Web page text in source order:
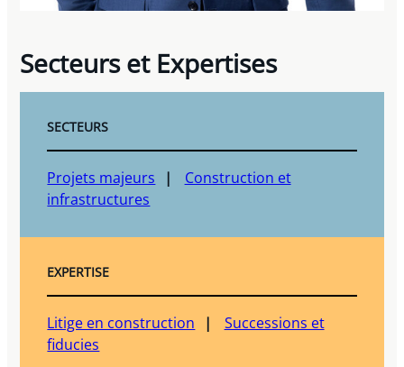
Secteurs et Expertises
SECTEURS
Projets majeurs
Construction et
infrastructures
EXPERTISE
Litige en construction
Successions et
fiducies